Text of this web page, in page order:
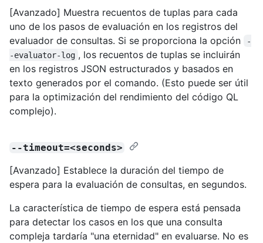
[Avanzado] Muestra recuentos de tuplas para cada
uno de los pasos de evaluación en los registros del
evaluador de consultas. Si se proporciona la opción
-
-evaluator-log , los recuentos de tuplas se incluirán
en los registros JSON estructurados y basados en
texto generados por el comando. (Esto puede ser útil
para la optimización del rendimiento del código QL
complejo).
--timeout=<seconds>
[Avanzado] Establece la duración del tiempo de
espera para la evaluación de consultas, en segundos.
La característica de tiempo de espera está pensada
para detectar los casos en los que una consulta
compleja tardaría "una eternidad" en evaluarse. No es